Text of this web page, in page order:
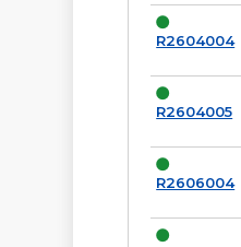
R2604004
R2604005
R2606004